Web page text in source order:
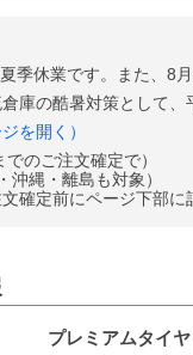
季休業です。また、8
庫の酷暑対策として
を開く）
のご注文確定で）
縄・離島も対象）
確定前にページ下部
プレミアムタイ